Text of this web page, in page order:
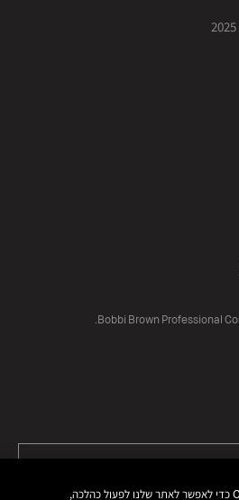
אנו משתמשים בקובצי Cookie כדי לאפשר לאתר שלנו לפעול כהלכה,